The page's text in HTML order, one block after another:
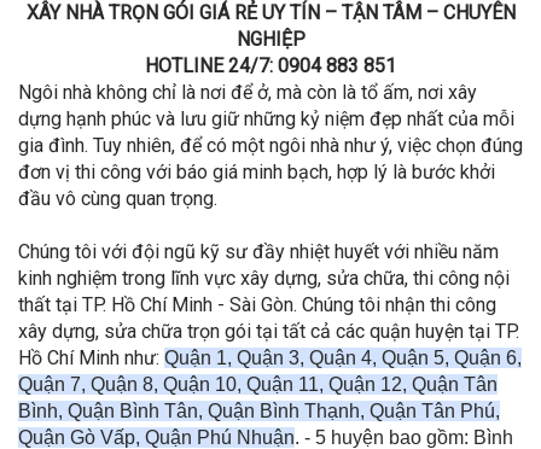
XÂY NHÀ TRỌN GÓI GIÁ RẺ UY TÍN – TẬN TÂM – CHUYÊN
NGHIỆP
HOTLINE 24/7: 0904 883 851
Ngôi nhà không chỉ là nơi để ở, mà còn là tổ ấm, nơi xây
dựng hạnh phúc và lưu giữ những kỷ niệm đẹp nhất của mỗi
gia đình. Tuy nhiên, để có một ngôi nhà như ý, việc chọn đúng
đơn vị thi công với báo giá minh bạch, hợp lý là bước khởi
đầu vô cùng quan trọng.
Chúng tôi với đội ngũ kỹ sư đầy nhiệt huyết với nhiều năm
kinh nghiệm trong lĩnh vực xây dựng, sửa chữa, thi công nội
thất tại TP. Hồ Chí Minh - Sài Gòn. Chúng tôi nhận thi công
xây dựng, sửa chữa trọn gói tại tất cả các quận huyện tại TP.
Hồ Chí Minh như: Quận 1, Quận 3, Quận 4, Quận 5, Quận 6,
Quận 7, Quận 8, Quận 10, Quận 11, Quận 12, Quận Tân
Bình, Quận Bình Tân, Quận Bình Thạnh, Quận Tân Phú,
Quận Gò Vấp, Quận Phú Nhuận. - 5 huyện bao gồm: Bình